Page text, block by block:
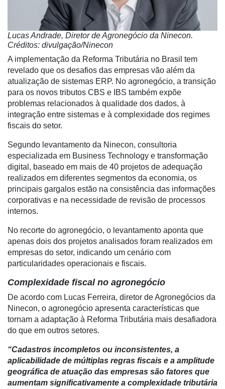
Cadastre-
Minha
conta
Notícias
Destaque
Troca
de
Cadeira
Lucas Andrade, Diretor de Agronegócio da Ninecon.
Créditos: divulgação/Ninecon
A implementação da Reforma Tributária no Brasil tem
revelado que os desafios das empresas vão além da
atualização de sistemas ERP. No agronegócio, a transição
para os novos tributos CBS e IBS também expõe
problemas relacionados à qualidade dos dados, à
integração entre sistemas e à complexidade dos regimes
fiscais do setor.
Segundo levantamento da Ninecon, consultoria
especializada em Business Technology e transformação
digital, baseado em mais de 40 projetos de adequação
realizados em diferentes segmentos da economia, os
principais gargalos estão na consistência das informações
corporativas e na necessidade de revisão de processos
internos.
No recorte do agronegócio, o levantamento aponta que
apenas dois dos projetos analisados foram realizados em
empresas do setor, indicando um cenário com
particularidades operacionais e fiscais.
Complexidade fiscal no agronegócio
De acordo com Lucas Ferreira, diretor de Agronegócios da
Ninecon, o agronegócio apresenta características que
tornam a adaptação à Reforma Tributária mais desafiadora
do que em outros setores.
“Cadastros incompletos ou inconsistentes, a
aplicabilidade de múltiplas regras fiscais e a amplitude
geográfica de atuação das empresas são fatores que
aumentam significativamente a complexidade tributária